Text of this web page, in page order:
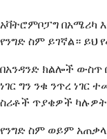
አቫትሮምቦፓግ በአሜሪካ
የንግድ ስም ይገኛል። ይህ
በአንዳንድ ክልሎች ውስጥ
ነገር ግን ንቁ ንጥረ ነገር
ስሪቶች ጥያቄዎች
የንግድ ስም ወይም